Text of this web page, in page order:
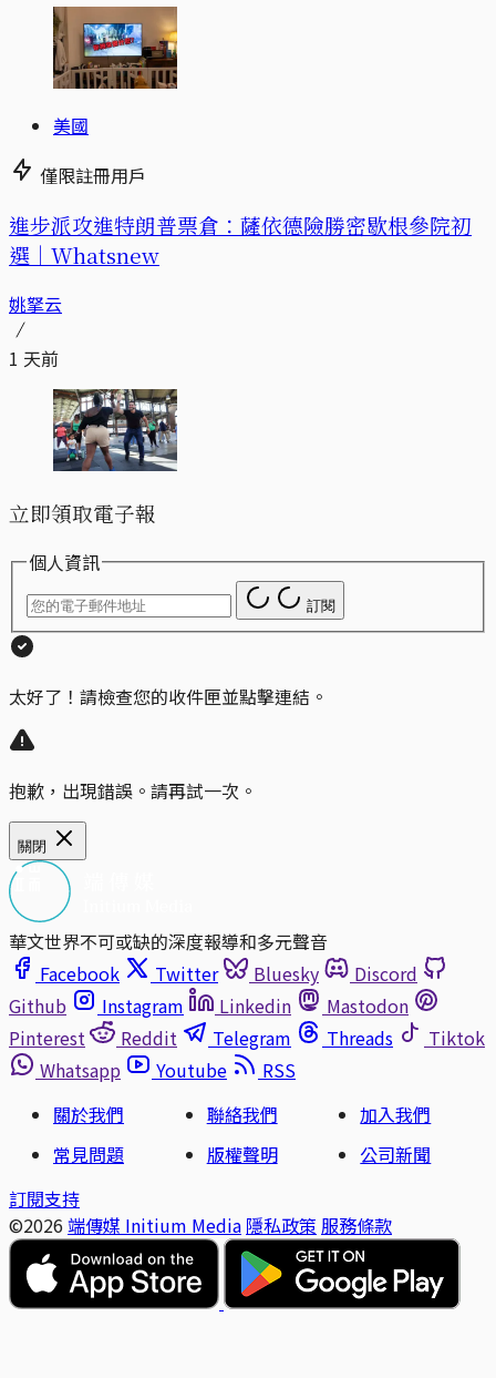
美國
僅限註冊用戶
進步派攻進特朗普票倉：薩依德險勝密歇根參院初
選｜Whatsnew
姚拏云
1 天前
立即領取電子報
個人資訊
訂閱
太好了！請檢查您的收件匣並點擊連結。
抱歉，出現錯誤。請再試一次。
關閉
華文世界不可或缺的深度報導和多元聲音
Facebook
Twitter Bluesky
Discord
Github
Instagram Linkedin
Mastodon
Pinterest
Reddit Telegram Threads
Tiktok
Whatsapp
Youtube
RSS
關於我們
聯絡我們
加入我們
常見問題
版權聲明
公司新聞
訂閱支持
©2026 端傳媒 Initium Media 隱私政策 服務條款